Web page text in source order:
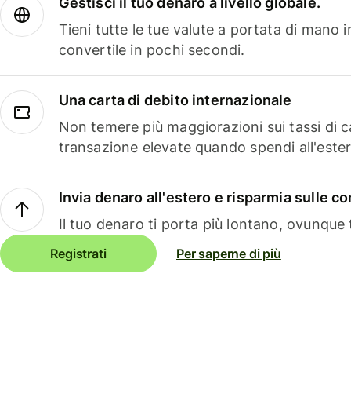
Tieni tutte le tue valute a portata di mano
convertile in pochi secondi.
Una carta di debito internazionale
Non temere più maggiorazioni sui tassi di
transazione elevate quando spendi
Invia denaro all'estero e risparmia sulle
Il tuo denaro ti porta più lontano, ovunque
Registrati Per saperne di più